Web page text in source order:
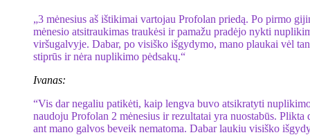
„3 mėnesius aš ištikimai vartojau Profolan priedą. Po pirmo
mėnesio atsitraukimas traukėsi ir pamažu pradėjo nykti
viršugalvyje. Dabar, po visiško išgydymo, mano plaukai vėl
stiprūs ir nėra nuplikimo pėdsakų.“
Ivanas:
“Vis dar negaliu patikėti, kaip lengva buvo atsikratyti
naudoju Profolan 2 mėnesius ir rezultatai yra nuostabūs. Plikta
ant mano galvos beveik nematoma. Dabar laukiu visiško